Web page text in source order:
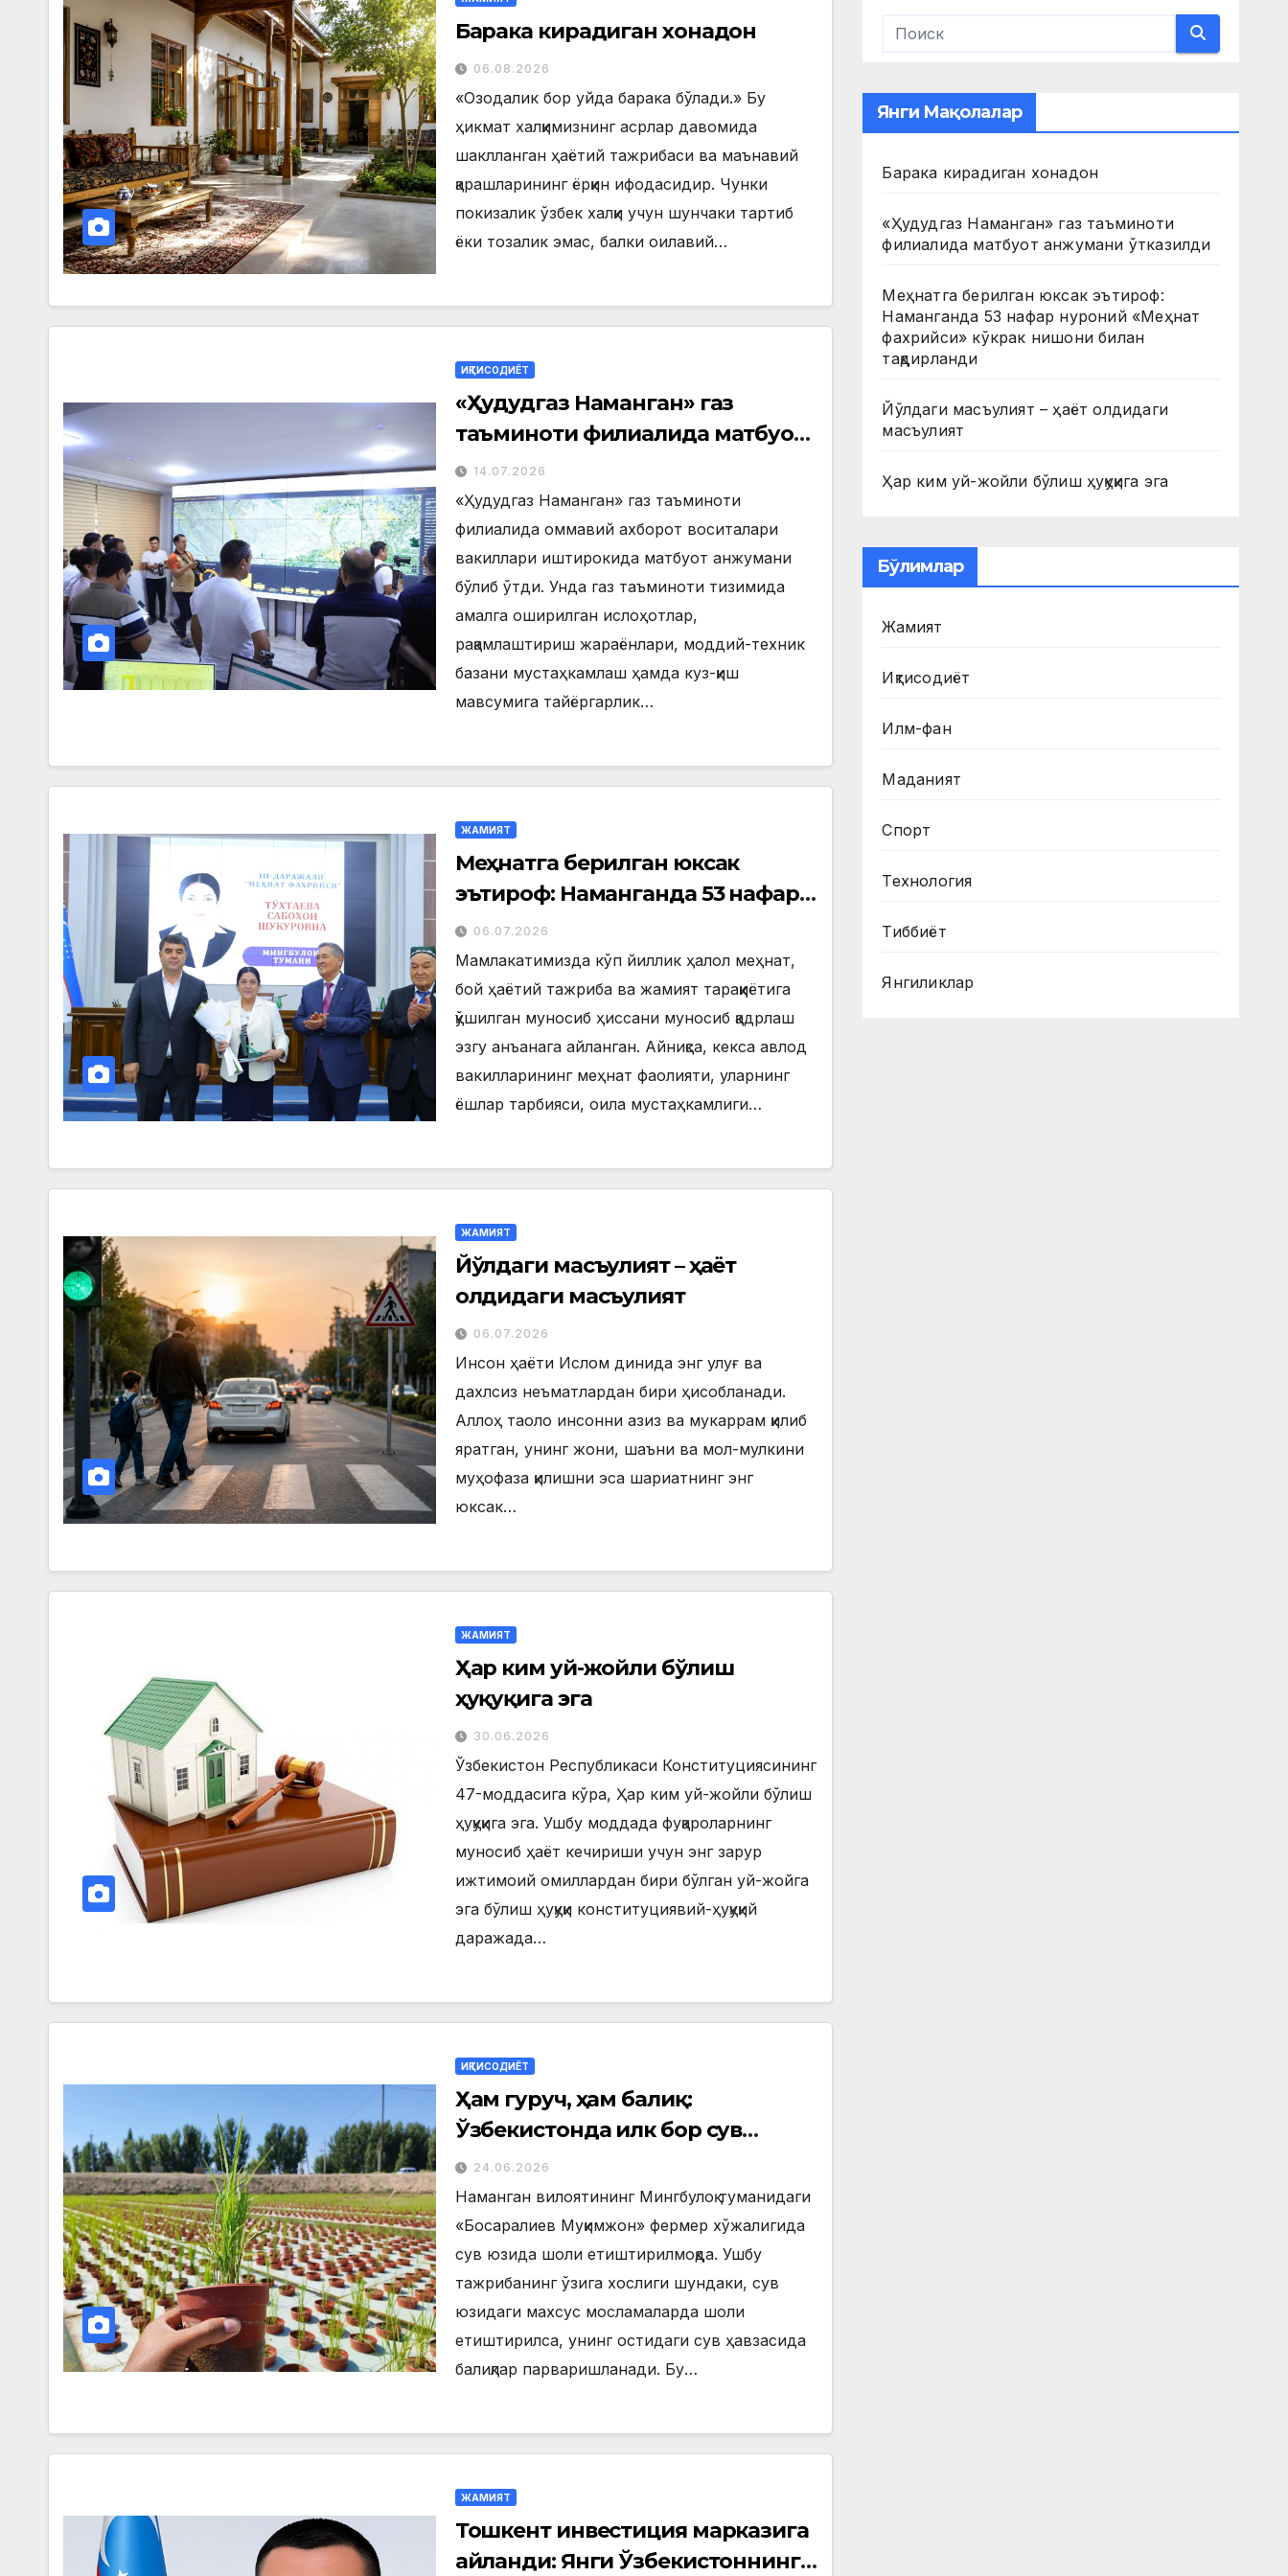
Барака кирадиган хонадон
06.08.2026
«Озодалик бор уйда барака бўлади.» Бу
ҳикмат халқимизнинг асрлар давомида
шаклланган ҳаётий тажрибаси ва маънавий
қарашларининг ёрқин ифодасидир. Чунки
покизалик ўзбек халқи учун шунчаки тартиб
ёки тозалик эмас, балки оилавий…
ИҚТИСОДИЁТ
«Ҳудудгаз Наманган» газ
таъминоти филиалида матбуот
анжумани ўтказилди
14.07.2026
«Ҳудудгаз Наманган» газ таъминоти
филиалида оммавий ахборот воситалари
вакиллари иштирокида матбуот анжумани
бўлиб ўтди. Унда газ таъминоти тизимида
амалга оширилган ислоҳотлар,
рақамлаштириш жараёнлари, моддий-техник
базани мустаҳкамлаш ҳамда куз-қиш
мавсумига тайёргарлик…
ЖАМИЯТ
Меҳнатга берилган юксак
эътироф: Наманганда 53 нафар
нуроний «Меҳнат фахрийси»
кўкрак нишони билан
тақдирланди
06.07.2026
Мамлакатимизда кўп йиллик ҳалол меҳнат,
бой ҳаётий тажриба ва жамият тараққиётига
қўшилган муносиб ҳиссани муносиб қадрлаш
эзгу анъанага айланган. Айниқса, кекса авлод
вакилларининг меҳнат фаолияти, уларнинг
ёшлар тарбияси, оила мустаҳкамлиги…
ЖАМИЯТ
Йўлдаги масъулият – ҳаёт
олдидаги масъулият
06.07.2026
Инсон ҳаёти Ислом динида энг улуғ ва
дахлсиз неъматлардан бири ҳисобланади.
Аллоҳ таоло инсонни азиз ва мукаррам қилиб
яратган, унинг жони, шаъни ва мол-мулкини
муҳофаза қилишни эса шариатнинг энг
юксак…
ЖАМИЯТ
Ҳар ким уй-жойли бўлиш
ҳуқуқига эга
30.06.2026
Ўзбекистон Республикаси Конституциясининг
47-моддасига кўра, Ҳар ким уй-жойли бўлиш
ҳуқуқига эга. Ушбу моддада фуқароларнинг
муносиб ҳаёт кечириши учун энг зарур
ижтимоий омиллардан бири бўлган уй-жойга
эга бўлиш ҳуқуқи конституциявий-ҳуқуқий
даражада…
ИҚТИСОДИЁТ
Ҳам гуруч, ҳам балиқ:
Ўзбекистонда илк бор сув
юзида шоли етиштирилмоқда
24.06.2026
Наманган вилоятининг Мингбулоқ туманидаги
«Босаралиев Муқимжон» фермер хўжалигида
сув юзида шоли етиштирилмоқда. Ушбу
тажрибанинг ўзига хослиги шундаки, сув
юзидаги махсус мосламаларда шоли
етиштирилса, унинг остидаги сув ҳавзасида
балиқлар парваришланади. Бу…
ЖАМИЯТ
Тошкент инвестиция марказига
айланди: Янги Ўзбекистоннинг
Янги Мақолалар
Барака кирадиган хонадон
«Ҳудудгаз Наманган» газ таъминоти
филиалида матбуот анжумани ўтказилди
Меҳнатга берилган юксак эътироф:
Наманганда 53 нафар нуроний «Меҳнат
фахрийси» кўкрак нишони билан
тақдирланди
Йўлдаги масъулият – ҳаёт олдидаги
масъулият
Ҳар ким уй-жойли бўлиш ҳуқуқига эга
Бўлимлар
Жамият
Иқтисодиёт
Илм-фан
Маданият
Спорт
Технология
Тиббиёт
Янгиликлар